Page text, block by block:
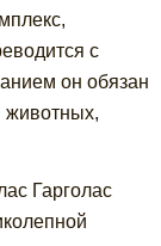
с
он обязан
Гарголас